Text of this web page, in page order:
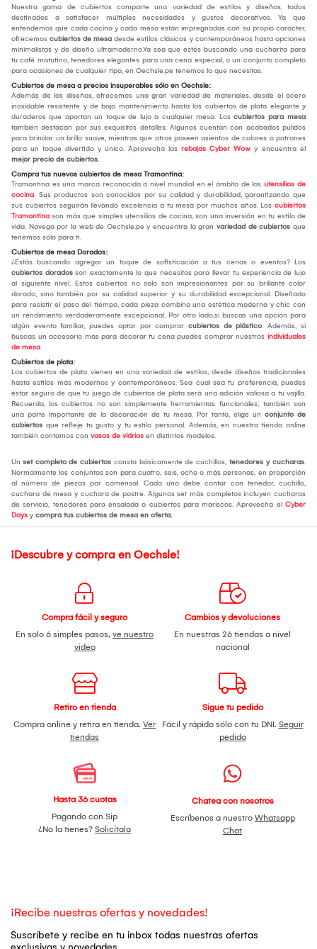
Nuestra gama de cubiertos comparte una variedad de estilos y diseños, todos
destinados a satisfacer múltiples necesidades y gustos decorativos. Ya que
entendemos que cada cocina y cada mesa están impregnadas con su propio carácter,
ofrecemos cubiertos de mesa desde estilos clásicos y contemporáneos hasta opciones
minimalistas y de diseño ultramoderno.Ya sea que estés buscando una cucharita para
tu café matutino, tenedores elegantes para una cena especial, o un conjunto completo
para ocasiones de cualquier tipo, en Oechsle.pe tenemos lo que necesitas.
Cubiertos de mesa a precios insuperables sólo en Oechsle:
Además de los diseños, ofrecemos una gran variedad de materiales, desde el acero
inoxidable resistente y de bajo mantenimiento hasta los cubiertos de plata elegante y
duraderos que aportan un toque de lujo a cualquier mesa. Los cubiertos para mesa
también destacan por sus exquisitos detalles. Algunos cuentan con acabados pulidos
para brindar un brillo suave, mientras que otros poseen asientos de colores o patrones
para un toque divertido y único. Aprovecha las rebajas Cyber Wow y encuentra el
mejor precio de cubiertos.
Compra tus nuevos cubiertos de mesa Tramontina:
Tramontina es una marca reconocida a nivel mundial en el ámbito de los utensilios de
cocina. Sus productos son conocidos por su calidad y durabilidad, garantizando que
sus cubiertos seguirán llevando excelencia a tu mesa por muchos años. Los cubiertos
Tramontina son más que simples utensilios de cocina, son una inversión en tu estilo de
vida. Navega por la web de Oechsle.pe y encuentra la gran variedad de cubiertos que
tenemos sólo para ti.
Cubiertos de mesa Dorados:
¿Estás buscando agregar un toque de sofisticación a tus cenas o eventos? Los
cubiertos dorados son exactamente lo que necesitas para llevar tu experiencia de lujo
al siguiente nivel. Estos cubiertos no solo son impresionantes por su brillante color
dorado, sino también por su calidad superior y su durabilidad excepcional. Diseñado
para resistir el paso del tiempo, cada pieza combina una estética moderna y chic con
un rendimiento verdaderamente excepcional. Por otro lado,si buscas una opción para
algún evento familiar, puedes optar por comprar cubiertos de plástico. Además, si
buscas un accesorio más para decorar tu cena puedes comprar nuestros individuales
de mesa.
Cubiertos de plata:
Los cubiertos de plata vienen en una variedad de estilos, desde diseños tradicionales
hasta estilos más modernos y contemporáneos. Sea cual sea tu preferencia, puedes
estar seguro de que tu juego de cubiertos de plata será una adición valiosa a tu vajilla.
Recuerda, los cubiertos no son simplemente herramientas funcionales; también son
una parte importante de la decoración de tu mesa. Por tanto, elige un conjunto de
cubiertos que refleje tu gusto y tu estilo personal. Además, en nuestra tienda online
también contamos con vasos de vidrios en distintos modelos.
Un set completo de cubiertos consta básicamente de cuchillos, tenedores y cucharas.
Normalmente los conjuntos son para cuatro, seis, ocho o más personas, en proporción
al número de piezas por comensal. Cada uno debe contar con tenedor, cuchillo,
cuchara de mesa y cuchara de postre. Algunos set más completos incluyen cucharas
de servicio, tenedores para ensalada o cubiertos para mariscos. Aprovecha el Cyber
Days y compra tus cubiertos de mesa en oferta.
¡Descubre y compra en Oechsle!
Compra fácil y seguro
En solo 6 simples pasos, ve nuestro
video
Cambios y devoluciones
En nuestras 26 tiendas a nivel
nacional
Retiro en tienda
Compra online y retira en tienda. Ver
tiendas
Sigue tu pedido
Fácil y rápido sólo con tu DNI. Seguir
pedido
Hasta 36 cuotas
Pagando con Sip
¿No la tienes? Solicítala
Chatea con nosotros
Escríbenos a nuestro Whatsapp
Chat
¡Recibe nuestras ofertas y novedades!
Suscríbete y recibe en tu inbox todas nuestras ofertas